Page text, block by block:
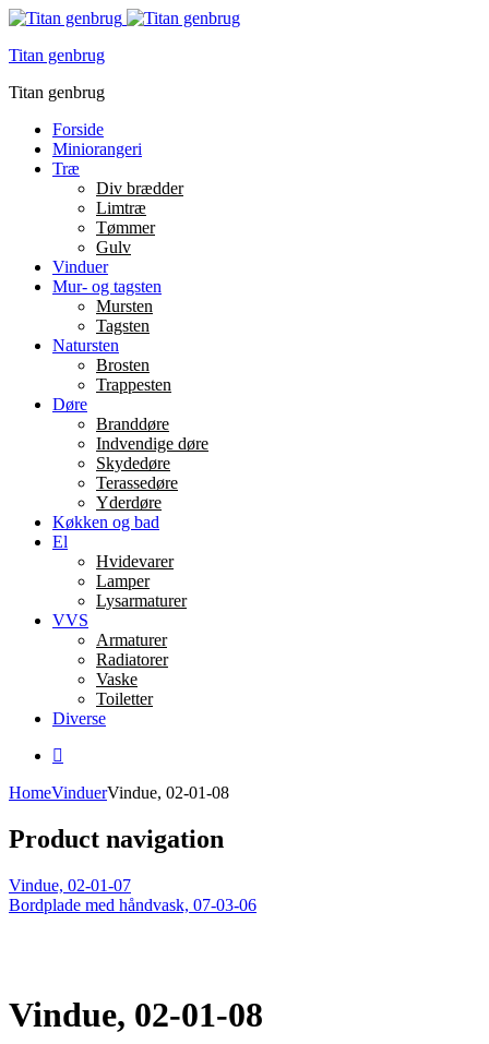
Titan genbrug
Titan genbrug
Forside
Miniorangeri
Træ
Div brædder
Limtræ
Tømmer
Gulv
Vinduer
Mur- og tagsten
Mursten
Tagsten
Natursten
Brosten
Trappesten
Døre
Branddøre
Indvendige døre
Skydedøre
Terassedøre
Yderdøre
Køkken og bad
El
Hvidevarer
Lamper
Lysarmaturer
VVS
Armaturer
Radiatorer
Vaske
Toiletter
Diverse
HomeVinduerVindue, 02-01-08
Product navigation
Vindue, 02-01-07
Bordplade med håndvask, 07-03-06
Vindue, 02-01-08